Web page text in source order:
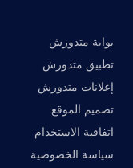
بوابة متدورش
تطبيق متدورش
إعلانات متدورش
تصميم الموقع
اتفاقية الاستخدام
سياسة الخصوصية